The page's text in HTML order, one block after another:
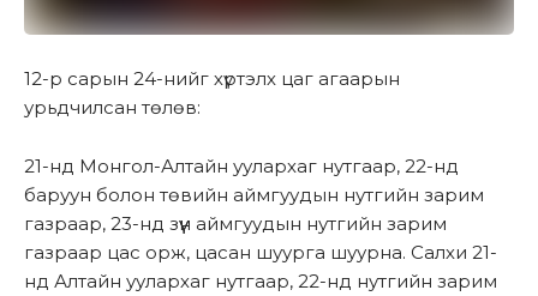
12-р сарын 24-нийг хүртэлх цаг агаарын
урьдчилсан төлөв:
21-нд Монгол-Алтайн уулархаг нутгаар, 22-нд
баруун болон төвийн аймгуудын нутгийн зарим
газраар, 23-нд зүүн аймгуудын нутгийн зарим
газраар цас орж, цасан шуурга шуурна. Салхи 21-
нд Алтайн уулархаг нутгаар, 22-нд нутгийн зарим